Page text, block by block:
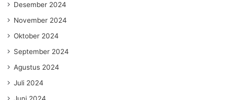
Desember 2024
November 2024
Oktober 2024
September 2024
Agustus 2024
Juli 2024